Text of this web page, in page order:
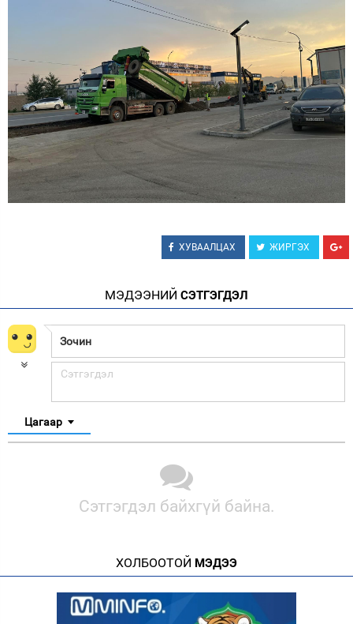
ХУВААЛЦАХ ЖИРГЭХ
МЭДЭЭНИЙ СЭТГЭГДЭЛ
Цагаар
Сэтгэгдэл байхгүй байна.
ХОЛБООТОЙ МЭДЭЭ